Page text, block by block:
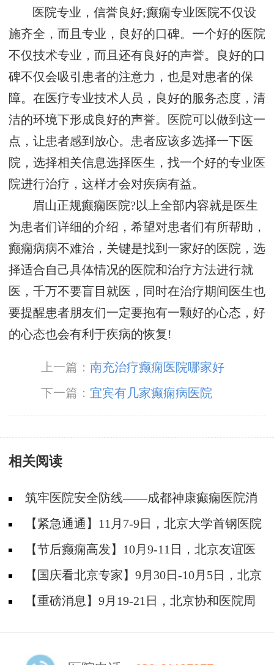
医院专业，信誉良好;癫痫专业医院不仅设
施齐全，而且专业，良好的口碑。一个好的医院
不仅技术专业，而且还有良好的声誉。良好的口
碑不仅会吸引患者的注意力，也是对患者的保
障。在医疗专业技术人员，良好的服务态度，清
洁的环境下形成良好的声誉。医院可以做到这一
点，让患者感到放心。患者应该多选择一下医
院，选择相关信息选择医生，找一个好的专业医
院进行治疗，这样才会对疾病有益。
眉山正规癫痫医院?以上全部内容就是医生
为患者们详细的介绍，希望对患者们有所帮助，
癫痫病病不难治，关键是找到一家好的医院，选
择适合自己具体情况的医院和治疗方法进行就
医，千万不要盲目就医，同时在治疗期间医生也
要提醒患者朋友们一定要抱有一颗好的心态，好
的心态也会有利于疾病的恢复!
上一篇：南充治疗癫痫医院哪家好
下一篇： 宜宾有几家癫痫病医院
相关阅读
筑牢医院安全防线——成都神康癫痫医院消
防安全培训纪实
【紧急通通】11月7-9日，北京大学首钢医院
神经内科胡颖教授亲临成都会诊，破解癫痫疑难
【节后癫痫高发】10月9-11日，北京友谊医
院陈葵博士免费会诊+治疗援助，破解癫痫难
题！
【国庆看北京专家】9月30日-10月5日，北京
天坛&首钢医院两大专家蓉城亲诊+癫痫大额救
【重磅消息】9月19-21日，北京协和医院周
线！